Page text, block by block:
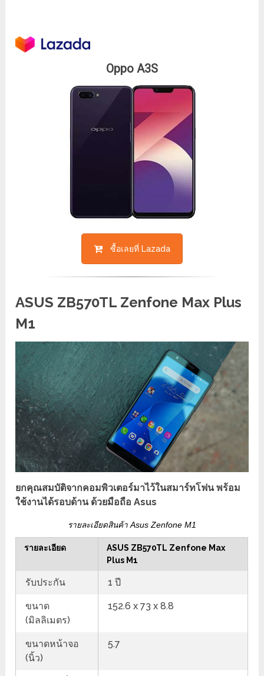
Oppo A3S
ซื้อเลยที่ Lazada
ASUS ZB570TL Zenfone Max Plus
M1
ยกคุณสมบัติจากคอมพิวเตอร์มาไว้ในสมาร์ทโฟน พร้อม
ใช้งานได้รอบด้าน ด้วยมือถือ Asus
รายละเอียดสินค้า Asus Zenfone M1
รายละเอียด
ASUS ZB570TL Zenfone Max
Plus M1
รับประกัน 1 ปี
ขนาด
(มิลลิเมตร)
152.6 x 73 x 8.8
ขนาดหน้าจอ
(นิ้ว)
5.7